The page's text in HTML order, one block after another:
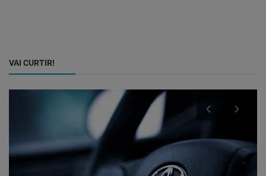
VAI CURTIR!